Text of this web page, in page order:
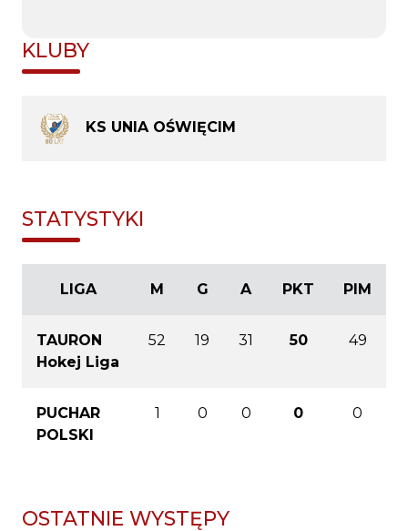
KLUBY
KS UNIA OŚWIĘCIM
STATYSTYKI
LIGA M G A PKT PIM
TAURON
Hokej Liga
52 19 31 50 49
PUCHAR
POLSKI
1 0 0 0 0
OSTATNIE WYSTĘPY